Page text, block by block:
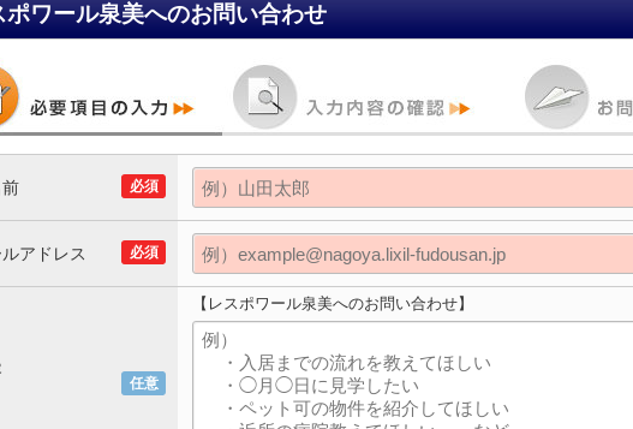
ポワール泉美へのお問い合わせ
必須
必須
ルアドレス
任意
【レスポワール泉美へのお問い合わせ】